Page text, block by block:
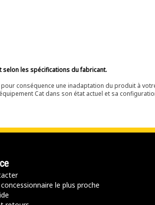
selon les spécifications du fabricant.
conséquence une inadaptation du produit à
Cat dans son état actuel et sa
le plus proche